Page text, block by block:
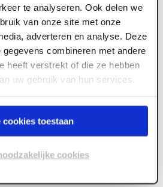
te analyseren. Ook delen we
van onze site met onze
adverteren en analyse. Deze
combineren met andere
heeft verstrekt of die ze hebben
uw gebruik van hun services.
cookies toestaan
cookies
een account aan om toegang
in voor prijzen
Meld je aan voor een